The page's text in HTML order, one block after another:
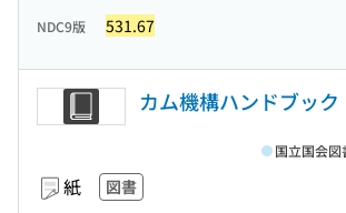
NDC9版 531.67
カム機構ハンドブック
紙 図書
国立国会図